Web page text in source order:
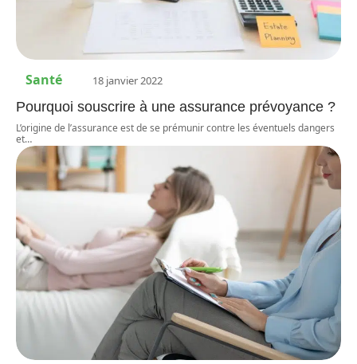
Santé 18 janvier 2022
Pourquoi souscrire à une assurance prévoyance ?
L’origine de l’assurance est de se prémunir contre les éventuels dangers
et…